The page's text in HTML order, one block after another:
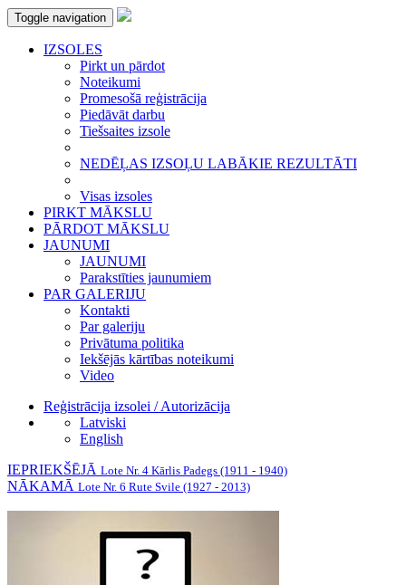
Toggle navigation
IZSOLES
Pirkt un pārdot
Noteikumi
Promesošā reģistrācija
Piedāvāt darbu
Tiešsaites izsole
NEDĒĻAS IZSOĻU LABĀKIE REZULTĀTI
Visas izsoles
PIRKT MĀKSLU
PĀRDOT MĀKSLU
JAUNUMI
JAUNUMI
Parakstīties jaunumiem
PAR GALERIJU
Kontakti
Par galeriju
Privātuma politika
Iekšējās kārtības noteikumi
Video
Reģistrācija izsolei / Autorizācija
Latviski
English
IEPRIEKŠĒJĀ Lote Nr. 4 Kārlis Padegs (1911 - 1940)
NĀKAMĀ Lote Nr. 6 Rute Svile (1927 - 2013)